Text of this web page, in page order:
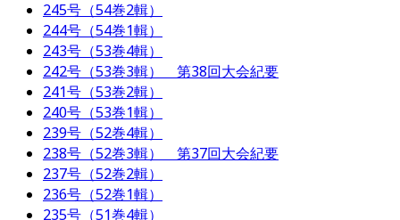
245号（54巻2輯）
244号（54巻1輯）
243号（53巻4輯）
242号（53巻3輯） 第38回大会紀要
241号（53巻2輯）
240号（53巻1輯）
239号（52巻4輯）
238号（52巻3輯） 第37回大会紀要
237号（52巻2輯）
236号（52巻1輯）
235号（51巻4輯）